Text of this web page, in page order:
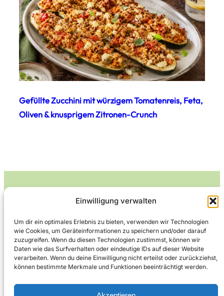
Einwilligung verwalten
Um dir ein optimales Erlebnis zu bieten, verwenden wir Technologien
wie Cookies, um Geräteinformationen zu speichern und/oder darauf
zuzugreifen. Wenn du diesen Technologien zustimmst, können wir
Daten wie das Surfverhalten oder eindeutige IDs auf dieser Website
verarbeiten. Wenn du deine Einwilligung nicht erteilst oder zurückziehst,
können bestimmte Merkmale und Funktionen beeinträchtigt werden.
Gefüllte Zucchini mit würzigem Tomatenreis, Feta,
Oliven & knusprigem Zitronen-Crunch
Leckerlife
Lecker essen – gesund leben.
Kontakt